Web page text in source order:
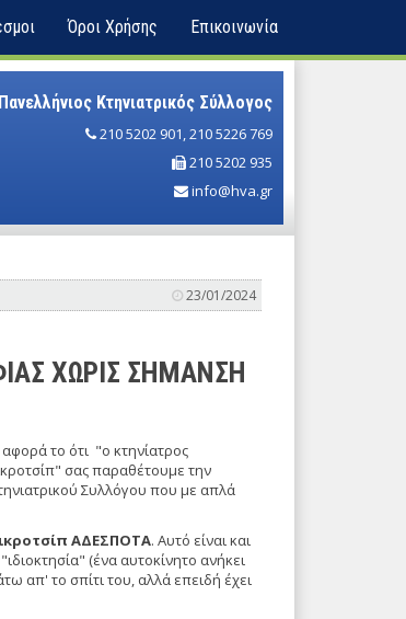
Όροι Χρήσης Επικοινωνία
Πανελλήνιος Κτηνιατρικός Σύλλογος
210 5202 901,210 5226 769
210 5202 935
info@hva.gr
23/01/2024
ΧΩΡΙΣ ΣΗΜΑΝΣΗ
το ότι "ο κτηνίατρος
σας παραθέτουμε την
Συλλόγου που με απλά
ΑΔΕΣΠΟΤΑ. Αυτό είναι και
(ένα αυτοκίνητο ανήκει
απ' το σπίτι του, αλλά επειδή έχει